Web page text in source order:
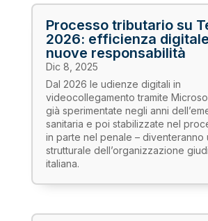
Processo tributario su
2026: efficienza
nuove responsabilità
Dic 8, 2025
Dal 2026 le udienze digitali in
videocollegamento tramite
già sperimentate negli anni
sanitaria e poi stabilizzate nel
in parte nel penale – diventeranno
strutturale dell’organizzazione
italiana.